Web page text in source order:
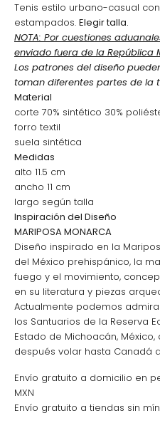
Tenis estilo urbano-casual
estampados. Elegir talla.
NOTA: Por cuestiones
enviado fuera de la República
Los patrones del diseño
toman diferentes partes de la
Material
corte 70% sintético 30%
forro textil
suela sintética
Medidas
alto 11.5 cm
ancho 11 cm
largo según talla
Inspiración del Diseño
MARIPOSA MONARCA
Diseño inspirado en la
del México prehispánico, la
fuego y el movimiento,
en su literatura y piezas
Actualmente podemos
los Santuarios de la Reserva
Estado de Michoacán,
después volar hasta Canadá
Envío gratuito a domicilio en
MXN
Envío gratuito a tiendas sin